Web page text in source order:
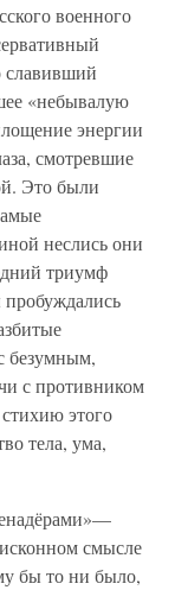
военного
славивший
«небывалую
энергии
смотревшие
Это были
неслись они
триумф
безумным,
с противником
этого
тела, ума,
смысле
бы то ни было,